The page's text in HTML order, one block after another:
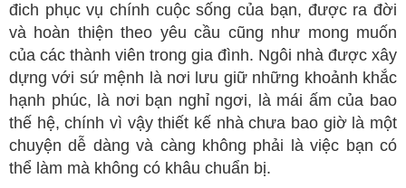
đich phục vụ chính cuộc sống của bạn, được ra đời
và hoàn thiện theo yêu cầu cũng như mong muốn
của các thành viên trong gia đình. Ngôi nhà được xây
dựng với sứ mệnh là nơi lưu giữ những khoảnh khắc
hạnh phúc, là nơi bạn nghỉ ngơi, là mái ấm của bao
thế hệ, chính vì vậy thiết kế nhà chưa bao giờ là một
chuyện dễ dàng và càng không phải là việc bạn có
thể làm mà không có khâu chuẩn bị.